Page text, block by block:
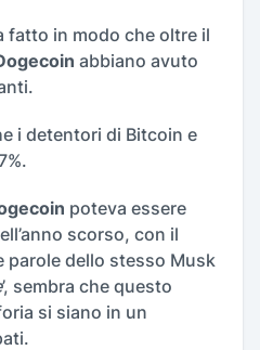
fatto in modo che oltre il
abbiano avuto
i detentori di Bitcoin e
poteva essere
scorso, con il
parole dello stesso Musk
’, sembra che questo
si siano in un